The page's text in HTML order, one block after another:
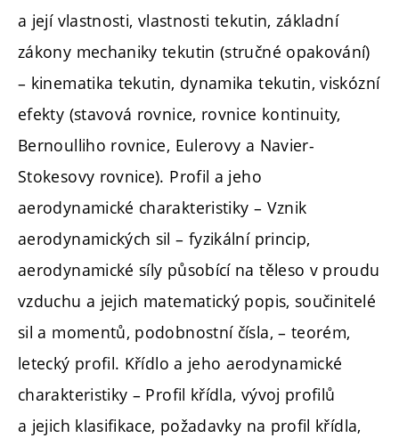
a její vlastnosti, vlastnosti tekutin, základní
zákony mechaniky tekutin (stručné opakování)
– kinematika tekutin, dynamika tekutin, viskózní
efekty (stavová rovnice, rovnice kontinuity,
Bernoulliho rovnice, Eulerovy a Navier-
Stokesovy rovnice). Profil a jeho
aerodynamické charakteristiky – Vznik
aerodynamických sil – fyzikální princip,
aerodynamické síly působící na těleso v proudu
vzduchu a jejich matematický popis, součinitelé
sil a momentů, podobnostní čísla, – teorém,
letecký profil. Křídlo a jeho aerodynamické
charakteristiky – Profil křídla, vývoj profilů
a jejich klasifikace, požadavky na profil křídla,